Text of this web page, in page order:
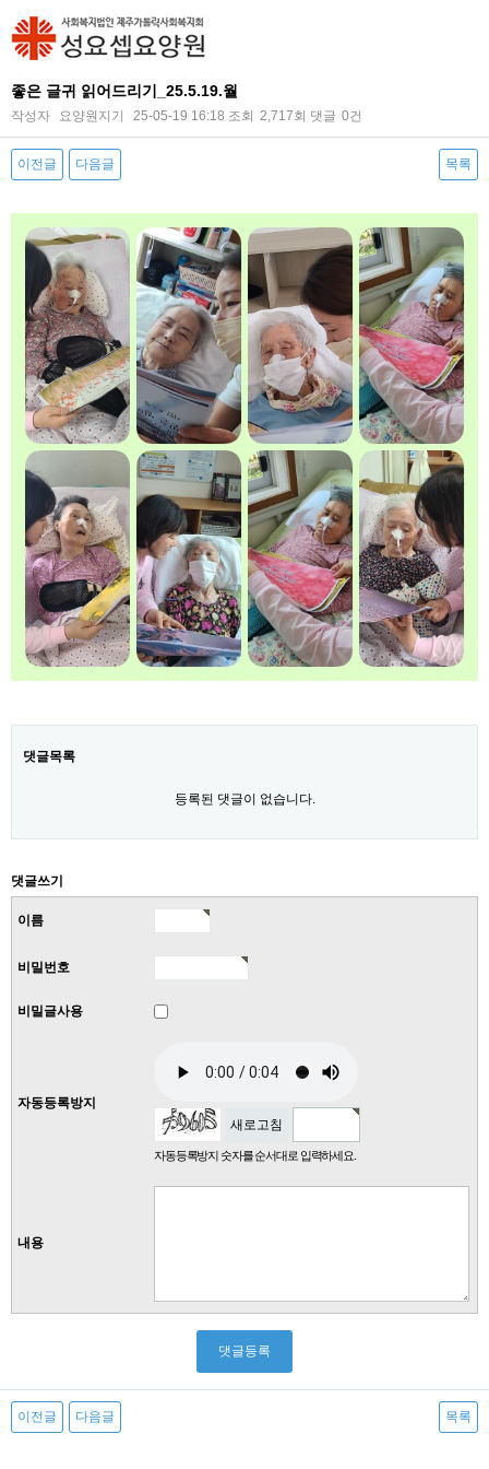
좋은 글귀 읽어드리기_25.5.19.월
작성자 요양원지기 25-05-19 16:18 조회 2,717회 댓글 0건
이전글 다음글 목록
본문
댓글목록
등록된 댓글이 없습니다.
댓글쓰기
이름
비밀번호
비밀글사용
자동등록방지
새로고침
자동등록방지 숫자를 순서대로 입력하세요.
내용
이전글 다음글 목록